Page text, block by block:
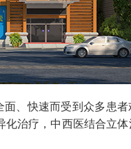
面、快速而受到众多患者
化治疗，中西医结合立